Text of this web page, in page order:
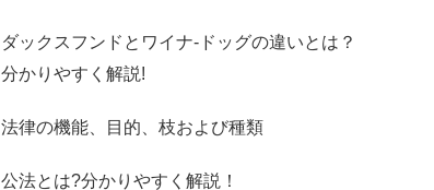
ダックスフンドとワイナ-ドッグの違いとは？
分かりやすく解説!
法律の機能、目的、枝および種類
公法とは?分かりやすく解説！